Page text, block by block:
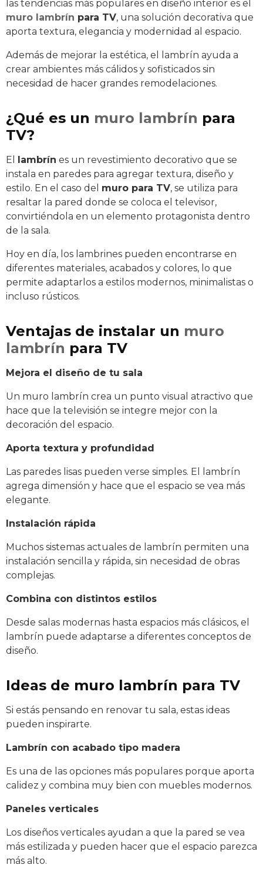
las tendencias más populares en diseño interior es el
muro lambrín para TV, una solución decorativa que
aporta textura, elegancia y modernidad al espacio.
Además de mejorar la estética, el lambrín ayuda a
crear ambientes más cálidos y sofisticados sin
necesidad de hacer grandes remodelaciones.
¿Qué es un muro lambrín para
TV?
El lambrín es un revestimiento decorativo que se
instala en paredes para agregar textura, diseño y
estilo. En el caso del muro para TV, se utiliza para
resaltar la pared donde se coloca el televisor,
convirtiéndola en un elemento protagonista dentro
de la sala.
Hoy en día, los lambrines pueden encontrarse en
diferentes materiales, acabados y colores, lo que
permite adaptarlos a estilos modernos, minimalistas o
incluso rústicos.
Ventajas de instalar un muro
lambrín para TV
Mejora el diseño de tu sala
Un muro lambrín crea un punto visual atractivo que
hace que la televisión se integre mejor con la
decoración del espacio.
Aporta textura y profundidad
Las paredes lisas pueden verse simples. El lambrín
agrega dimensión y hace que el espacio se vea más
elegante.
Instalación rápida
Muchos sistemas actuales de lambrín permiten una
instalación sencilla y rápida, sin necesidad de obras
complejas.
Combina con distintos estilos
Desde salas modernas hasta espacios más clásicos, el
lambrín puede adaptarse a diferentes conceptos de
diseño.
Ideas de muro lambrín para TV
Si estás pensando en renovar tu sala, estas ideas
pueden inspirarte.
Lambrín con acabado tipo madera
Es una de las opciones más populares porque aporta
calidez y combina muy bien con muebles modernos.
Paneles verticales
Los diseños verticales ayudan a que la pared se vea
más estilizada y pueden hacer que el espacio parezca
más alto.